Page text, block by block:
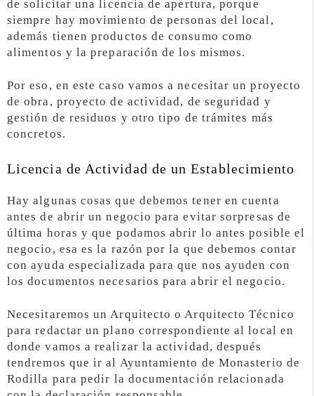
de solicitar una licencia de apertura, porque
siempre hay movimiento de personas del local,
además tienen productos de consumo como
alimentos y la preparación de los mismos.
Por eso, en este caso vamos a necesitar un proyecto
de obra, proyecto de actividad, de seguridad y
gestión de residuos y otro tipo de trámites más
concretos.
Licencia de Actividad de un Establecimiento
Hay algunas cosas que debemos tener en cuenta
antes de abrir un negocio para evitar sorpresas de
última horas y que podamos abrir lo antes posible el
negocio, esa es la razón por la que debemos contar
con ayuda especializada para que nos ayuden con
los documentos necesarios para abrir el negocio.
Necesitaremos un Arquitecto o Arquitecto Técnico
para redactar un plano correspondiente al local en
donde vamos a realizar la actividad, después
tendremos que ir al Ayuntamiento de Monasterio de
Rodilla para pedir la documentación relacionada